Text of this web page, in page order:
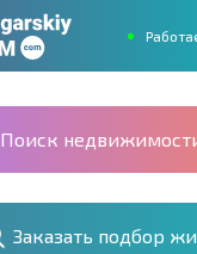
Поиск
Заказать подбор